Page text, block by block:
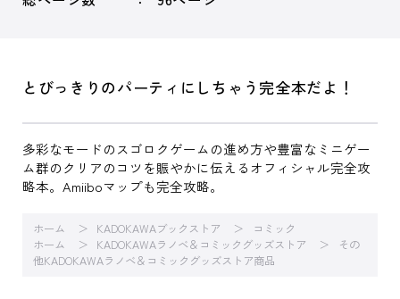
とびっきりのパーティにしちゃう完全本だよ！
多彩なモードのスゴロクゲームの進め方や豊富なミニゲー
ム群のクリアのコツを賑やかに伝えるオフィシャル完全攻
略本。Amiiboマップも完全攻略。
ホーム KADOKAWAブックストア
コミック
ホーム
KADOKAWAラノベ＆コミックグッズストア
その
他KADOKAWAラノベ＆コミックグッズストア商品